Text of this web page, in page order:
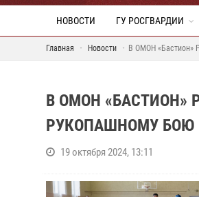
НОВОСТИ ГУ РОСГВАРДИИ
Главная Новости В ОМОН «Бастион»
В ОМОН «БАСТИОН»
РУКОПАШНОМУ БОЮ
19 октября 2024, 13:11